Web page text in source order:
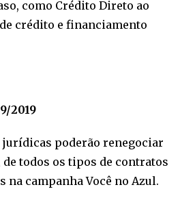
como Crédito Direto ao
crédito e financiamento
2019
jurídicas poderão renegociar
todos os tipos de contratos
campanha Você no Azul.